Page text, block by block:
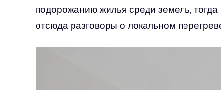
подорожанию жилья среди земель,
отсюда разговоры о локальном